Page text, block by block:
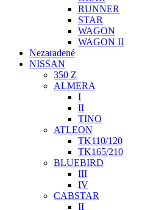
RUNNER
STAR
WAGON
WAGON II
Nezaradené
NISSAN
350 Z
ALMERA
I
II
TINO
ATLEON
TK110/120
TK165/210
BLUEBIRD
III
IV
CABSTAR
II